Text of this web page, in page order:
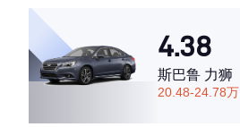
4.38
斯巴鲁 力狮
20.48-24.78万